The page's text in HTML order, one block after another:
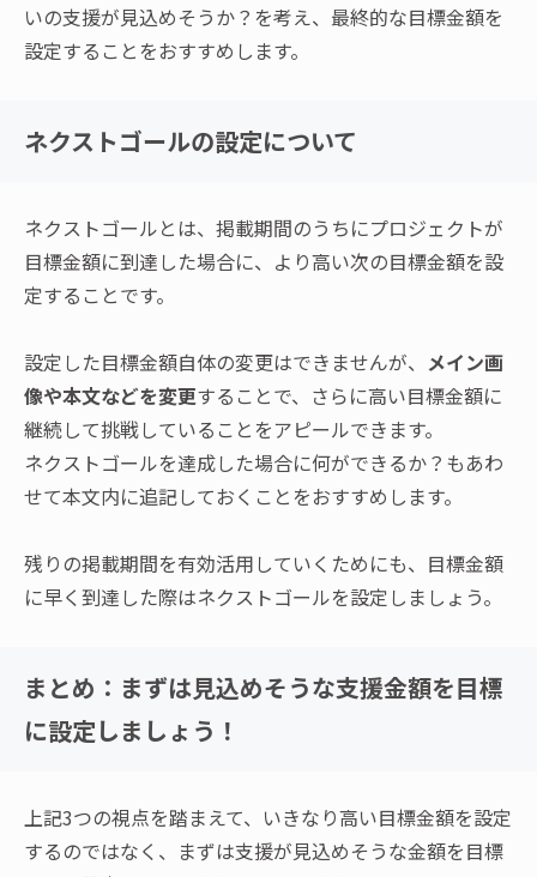
いの支援が見込めそうか？を考え、最終的な目標金額を
設定することをおすすめします。
ネクストゴールの設定について
ネクストゴールとは、掲載期間のうちにプロジェクトが
目標金額に到達した場合に、より高い次の目標金額を設
定することです。
設定した目標金額自体の変更はできませんが、 メイン画
像や本文などを変更することで、さらに高い目標金額に
継続して挑戦していることをアピールできます。
ネクストゴールを達成した場合に何ができるか？もあわ
せて本文内に追記しておくことをおすすめします。
残りの掲載期間を有効活用していくためにも、目標金額
に早く到達した際はネクストゴールを設定しましょう。
まとめ：まずは見込めそうな支援金額を目標
に設定しましょう！
上記3つの視点を踏まえて、いきなり高い目標金額を設定
するのではなく、まずは支援が見込めそうな金額を目標